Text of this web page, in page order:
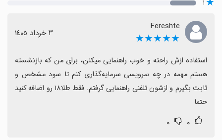
۱
Fereshte
★★★★★ ٣ خرداد ١٤٠٥
حتما
۰ ۰